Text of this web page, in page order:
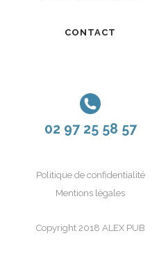
CONTACT
02 97 25 58 57
Politique de confidentialité
Mentions légales
Copyright 2018 ALEX PUB